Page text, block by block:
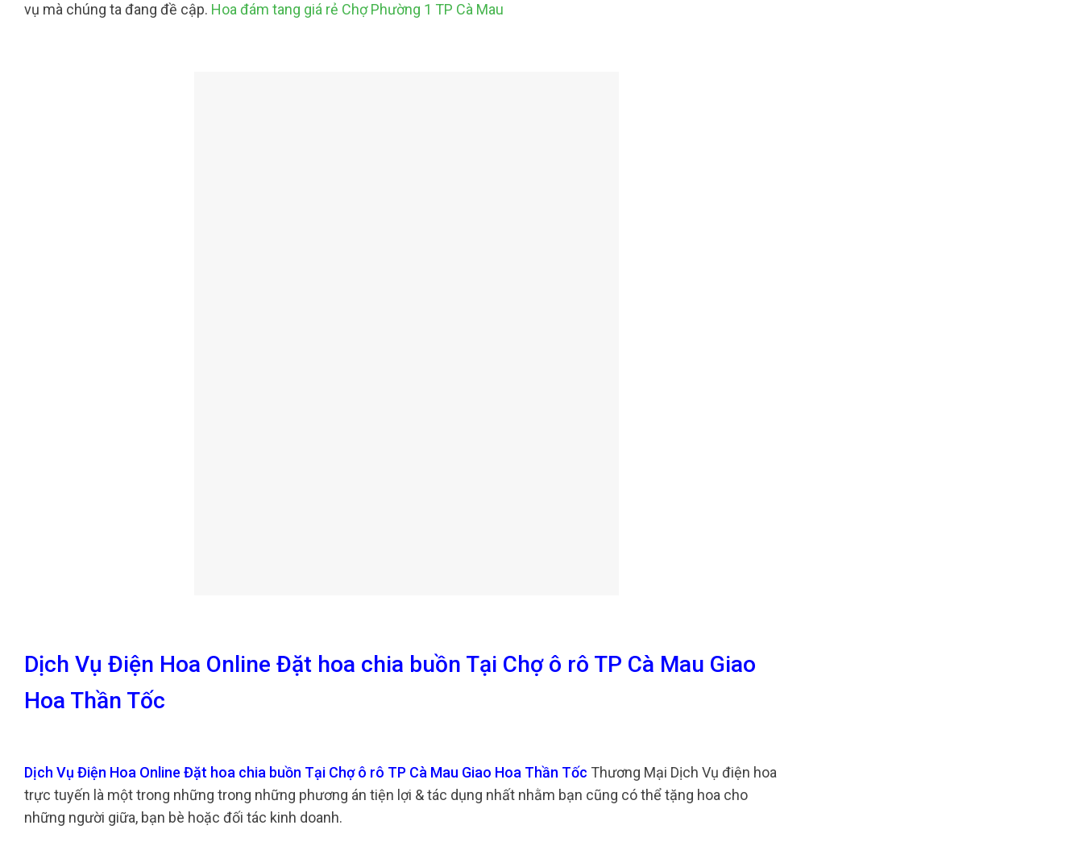
vụ mà chúng ta đang đề cập. Hoa đám tang giá rẻ Chợ Phường 1 TP Cà Mau
Dịch Vụ Điện Hoa Online Đặt hoa chia buồn Tại Chợ ô rô TP Cà Mau Giao
Hoa Thần Tốc
Dịch Vụ Điện Hoa Online Đặt hoa chia buồn Tại Chợ ô rô TP Cà Mau Giao Hoa Thần Tốc Thương Mại Dịch Vụ điện hoa
trực tuyến là một trong những trong những phương án tiện lợi & tác dụng nhất nhằm bạn cũng có thể tặng hoa cho
những người giữa, bạn bè hoặc đối tác kinh doanh.